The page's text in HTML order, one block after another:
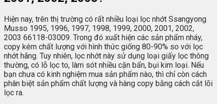
Hiện nay, trên thị trường có rất nhiều loại lọc nhớt Ssangyong
Musso 1995, 1996, 1997, 1998, 1999, 2000, 2001, 2002,
2003 66118-03009. Trong đó xuất hiện các sản phẩm nháy,
copy kém chất lượng với hình thức giống 80-90% so với lọc
nhớt hãng. Tuy nhiên, lọc nhớt này sử dụng loại giấy lọc thông
thường, có lỗ lọc to, làm sót nhiều cặn bẩn, bụi kim loại. Nếu
bạn chưa có kinh nghiệm mua sản phẩm nào, thì chỉ còn cách
phân biệt sản phẩm chất lượng và hàng copy bằng cách cắt lõi
lọc ra.